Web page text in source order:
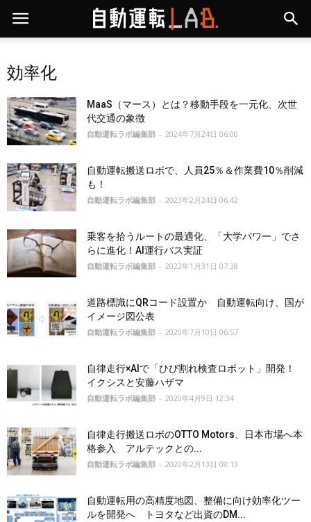
効率化
MaaS（マース）とは？移動手段を一元化、次世
代交通の象徴
自動運転ラボ編集部 - 2024年7月24日 06:00
自動運転搬送ロボで、人員25％＆作業費10％削減
も！
自動運転ラボ編集部 - 2023年2月24日 06:42
乗客を拾うルートの最適化、「大学パワー」でさ
らに進化！AI運行バス実証
自動運転ラボ編集部 - 2022年1月31日 07:38
道路標識にQRコード設置か 自動運転向け、国が
イメージ図公表
自動運転ラボ編集部 - 2020年7月10日 06:57
自律走行×AIで「ひび割れ検査ロボット」開発！
イクシスと安藤ハザマ
自動運転ラボ編集部 - 2020年4月9日 12:34
自律走行搬送ロボのOTTO Motors、日本市場へ本
格参入 アルテックとの...
自動運転ラボ編集部 - 2020年2月13日 08:13
自動運転用の高精度地図、整備に向け効率化ツー
ルを開発へ トヨタなど出資のDM...